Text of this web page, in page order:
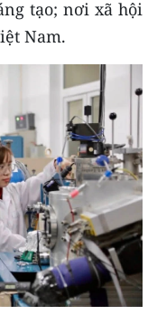
tạo; nơi xã hội
Nam.